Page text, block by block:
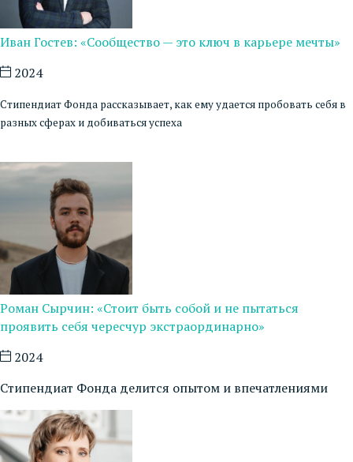
Иван Гостев: «Сообщество — это ключ в карьере мечты»
2024
Стипендиат Фонда рассказывает, как ему удается пробовать себя в
разных сферах и добиваться успеха
Роман Сырчин: «Стоит быть собой и не пытаться
проявить себя чересчур экстраординарно»
2024
Стипендиат Фонда делится опытом и впечатлениями